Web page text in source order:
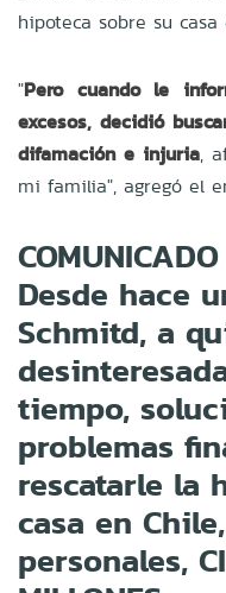
hipoteca sobre su casa
"Pero cuando le
excesos, decidió
difamación e injuria,
mi familia", agregó el
Desde hace
Schmitd, a
tiempo,
problemas
rescatarle la
casa en
personales,